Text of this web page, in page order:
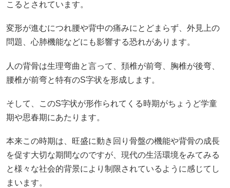
こるとされています。
変形が進むにつれ腰や背中の痛みにとどまらず、外見上の
問題、心肺機能などにも影響する恐れがあります。
人の背骨は生理弯曲と言って、頚椎が前弯、胸椎が後弯、
腰椎が前弯と特有のS字状を形成します。
そして、このS字状が形作られてくる時期がちょうど学童
期や思春期にあたります。
本来この時期は、旺盛に動き回り骨盤の機能や背骨の成長
を促す大切な期間なのですが、現代の生活環境をみてみる
と様々な社会的背景により制限されているように感じてし
まいます。